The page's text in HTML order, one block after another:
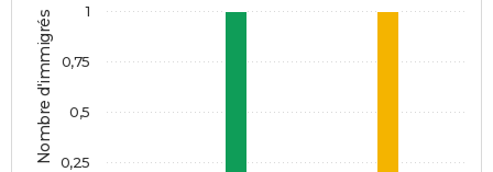
Nombre d'immigrés 0,25
0,5
0,75
1